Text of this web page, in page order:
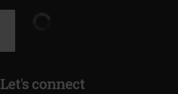
Let's connect